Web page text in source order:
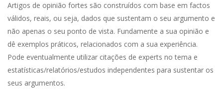
Artigos de opinião fortes são construídos com base em factos
válidos, reais, ou seja, dados que sustentam o seu argumento e
não apenas o seu ponto de vista. Fundamente a sua opinião e
dê exemplos práticos, relacionados com a sua experiência.
Pode eventualmente utilizar citações de experts no tema e
estatísticas/relatórios/estudos independentes para sustentar os
seus argumentos.